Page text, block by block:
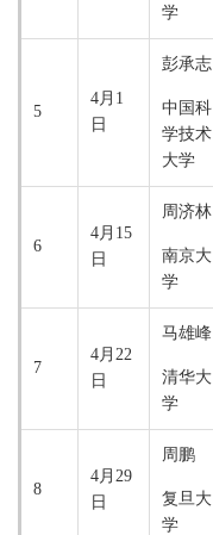
学
5
4月1
日
彭承志
中国科
学技术
大学
6
4月15
日
周济林
南京大
学
7
4月22
日
马雄峰
清华大
学
8
4月29
日
周鹏
复旦大
学